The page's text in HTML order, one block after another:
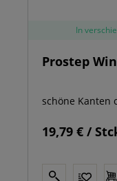
In
Prostep
schöne Kanten
19,79 € /